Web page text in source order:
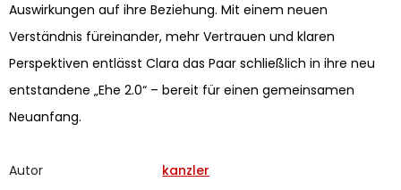
Auswirkungen auf ihre Beziehung. Mit einem neuen
Verständnis füreinander, mehr Vertrauen und klaren
Perspektiven entlässt Clara das Paar schließlich in ihre neu
entstandene „Ehe 2.0“ – bereit für einen gemeinsamen
Neuanfang.
Autor
kanzler